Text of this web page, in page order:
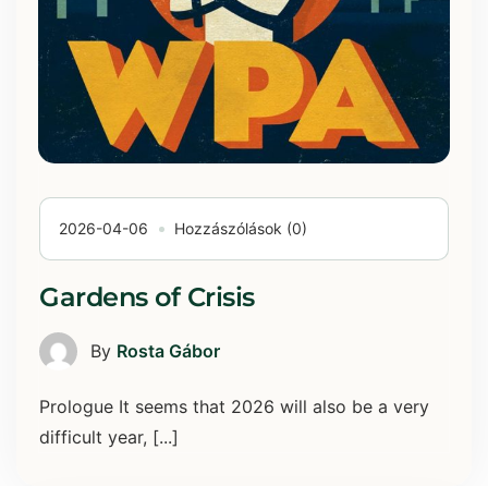
2026-04-06 Hozzászólások (0)
Gardens of Crisis
By Rosta Gábor
Prologue It seems that 2026 will also be a very
difficult year, [...]